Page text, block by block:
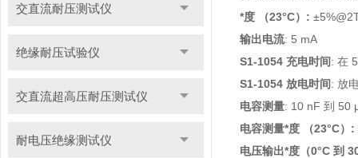
交直流耐压测试仪
绝缘耐压试验仪
交直流超高压耐压测试仪
耐电压绝缘测试仪
*度 （23°C）:
输出电流: 5 mA
S1-1054 充电时间: 在
S1-1054 放电时间: 放
电容测量: 10 nF 到 50
电容测量*度 （23°C）:
电压输出*度 （0°C 到